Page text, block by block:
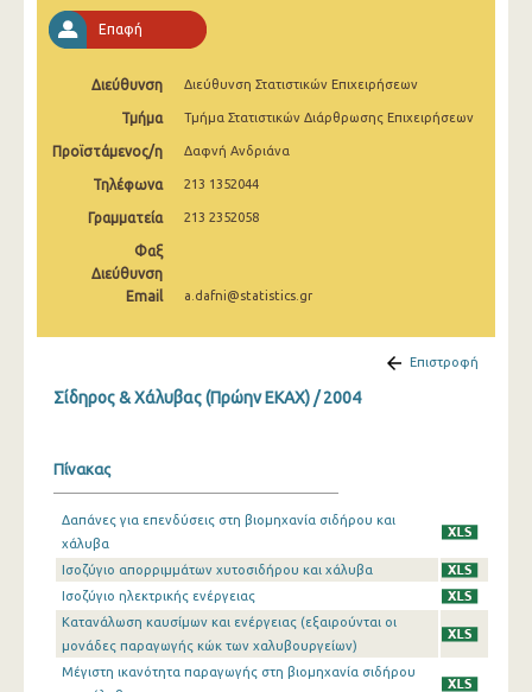
2011
2010
2008
2007
2006
2005
2003
Επαφή
Διεύθυνση Διεύθυνση Στατιστικών Επιχειρήσεων
Τμήμα Τμήμα Στατιστικών Διάρθρωσης Επιχειρήσεων
Προϊστάμενος/η Δαφνή Ανδριάνα
Τηλέφωνα 213 1352044
Γραμματεία 213 2352058
Φαξ
Διεύθυνση
Email
a.dafni@statistics.gr
Επιστροφή
Σίδηρος & Χάλυβας (Πρώην ΕΚΑΧ) / 2004
Πίνακας
Δαπάνες για επενδύσεις στη βιομηχανία σιδήρου και
χάλυβα
Ισοζύγιο απορριμμάτων χυτοσιδήρου και χάλυβα
Ισοζύγιο ηλεκτρικής ενέργειας
Κατανάλωση καυσίμων και ενέργειας (εξαιρούνται οι
μονάδες παραγωγής κώκ των χαλυβουργείων)
Μέγιστη ικανότητα παραγωγής στη βιομηχανία σιδήρου